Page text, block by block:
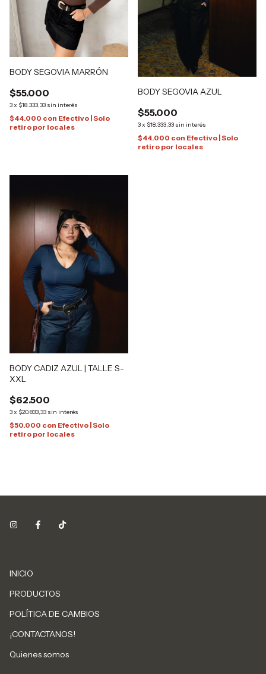
BODY SEGOVIA MARRÓN
$55.000
3x $18.333,33 sin interés
$44.000 con Efectivo | Solo
retiro por locales
BODY SEGOVIA AZUL
$55.000
3x $18.333,33 sin interés
$44.000 con Efectivo | Solo
retiro por locales
BODY CADIZ AZUL | TALLE S-
XXL
$62.500
3x $20.833,33 sin interés
$50.000 con Efectivo | Solo
retiro por locales
INICIO
PRODUCTOS
POLÍTICA DE CAMBIOS
¡CONTACTANOS!
Quienes somos